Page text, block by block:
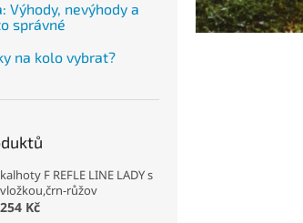
Výhody, nevýhody a
správné
na kolo vybrat?
kalhoty F REFLE LINE LADY s
vložkou,črn-růžov
254 Kč